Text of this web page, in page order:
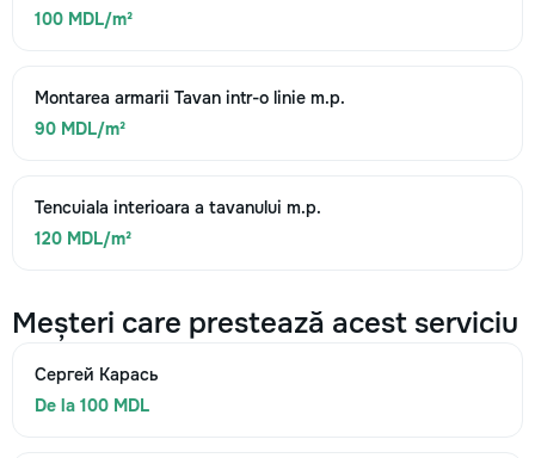
100 MDL/m²
Montarea armarii Tavan intr-o linie m.p.
90 MDL/m²
Tencuiala interioara a tavanului m.p.
120 MDL/m²
Meșteri care prestează acest serviciu
Сергей Карась
De la 100 MDL